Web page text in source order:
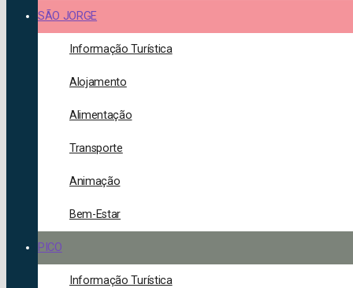
SÃO JORGE
Informação Turística
Alojamento
Alimentação
Transporte
Animação
Bem-Estar
PICO
Informação Turística